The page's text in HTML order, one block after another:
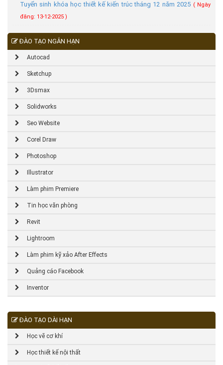
Tuyển sinh khóa học thiết kế kiến trúc tháng 12 năm 2025 ( Ngày
đăng: 13-12-2025 )
ĐÀO TẠO NGẮN HẠN
Autocad
Sketchup
3Dsmax
Solidworks
Seo Website
Corel Draw
Photoshop
Illustrator
Làm phim Premiere
Tin học văn phòng
Revit
Lightroom
Làm phim kỹ xảo After Effects
Quảng cáo Facebook
Inventor
ĐÀO TẠO DÀI HẠN
Học vẽ cơ khí
Học thiết kế nội thất